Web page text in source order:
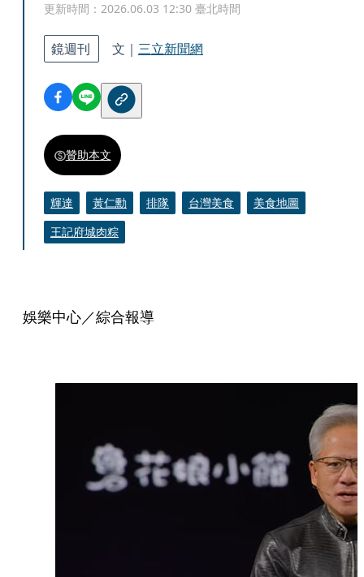
更新時間： 2026.06.03 12:30 臺北時間
鏡週刊 文｜ 三立新聞網
贊助本文
輝達 黃仁勳 排隊 台灣美食
美食地圖
王記府城肉粽
娛樂中心／綜合報導